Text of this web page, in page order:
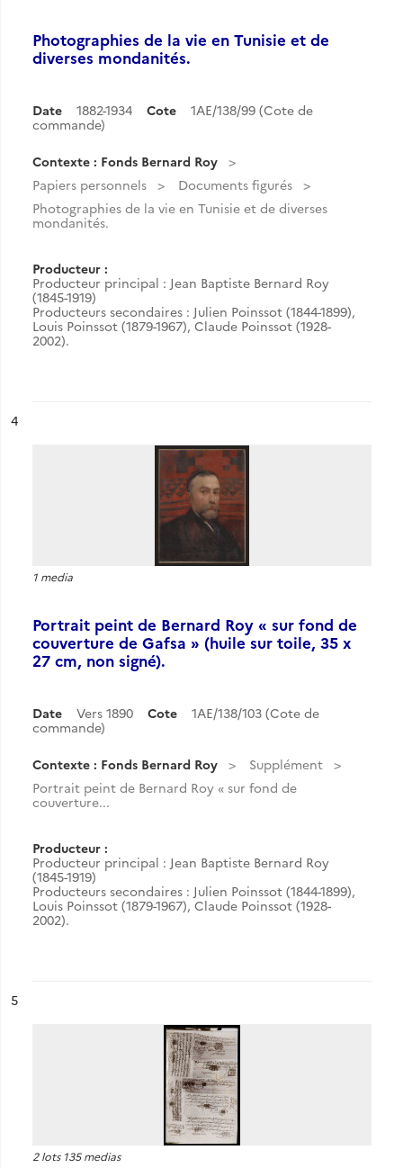
Photographies de la vie en Tunisie et de
diverses mondanités.
Date 1882-1934 Cote
1AE/138/99 (Cote de
commande)
Contexte : Fonds Bernard Roy
Papiers personnels
Documents figurés
Photographies de la vie en Tunisie et de diverses
mondanités.
Producteur :
Producteur principal : Jean Baptiste Bernard Roy
(1845-1919)
Producteurs secondaires : Julien Poinssot (1844-1899),
Louis Poinssot (1879-1967), Claude Poinssot (1928-
2002).
n°
4
1 media
Portrait peint de Bernard Roy « sur fond de
couverture de Gafsa » (huile sur toile, 35 x
27 cm, non signé).
Date Vers 1890 Cote
1AE/138/103 (Cote de
commande)
Contexte : Fonds Bernard Roy
Supplément
Portrait peint de Bernard Roy « sur fond de
couverture...
Producteur :
Producteur principal : Jean Baptiste Bernard Roy
(1845-1919)
Producteurs secondaires : Julien Poinssot (1844-1899),
Louis Poinssot (1879-1967), Claude Poinssot (1928-
2002).
n°
5
2 lots 135 medias